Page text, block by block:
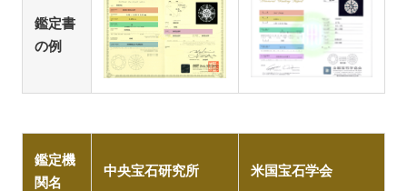
鑑定書
の例
鑑定機
関名
中央宝石研究所 米国宝石学会